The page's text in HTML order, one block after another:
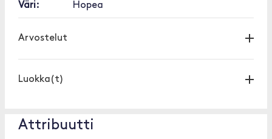
Väri:
Hopea
Arvostelut
Luokka(t)
Attribuutti